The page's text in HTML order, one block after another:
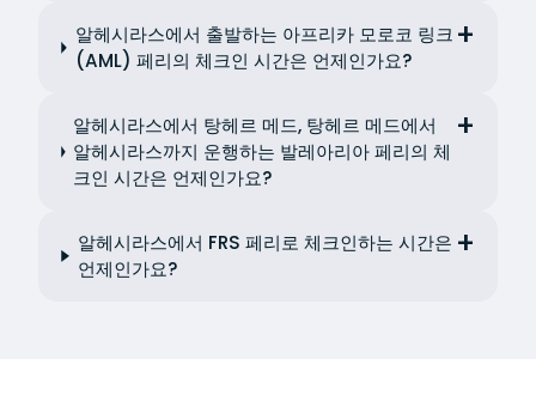
알헤시라스에서 출발하는 아프리카 모로코 링크
(AML) 페리의 체크인 시간은 언제인가요?
알헤시라스에서 탕헤르 메드, 탕헤르 메드에서
알헤시라스까지 운행하는 발레아리아 페리의 체
크인 시간은 언제인가요?
알헤시라스에서 FRS 페리로 체크인하는 시간은
언제인가요?